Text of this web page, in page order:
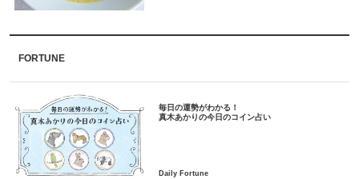
FORTUNE
毎日の運勢がわかる！